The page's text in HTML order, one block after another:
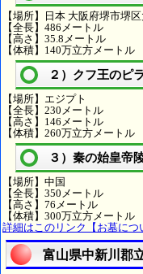
【場所】日本 大阪府堺市堺
【全長】486メートル
【高さ】35.8メートル
【体積】140万立方メートル
２）クフ王のピ
【場所】エジプト
【全長】230メートル
【高さ】146メートル
【体積】260万立方メートル
３）秦の始皇帝
【場所】中国
【全長】350メートル
【高さ】76メートル
【体積】300万立方メートル
詳細はこのリンク【お墓につ
富山県中新川郡